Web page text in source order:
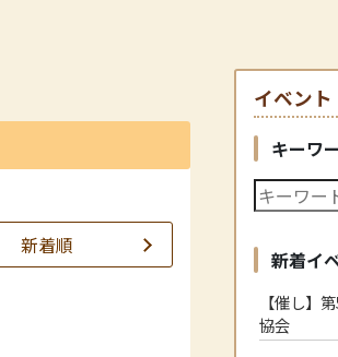
新着順
イベント
キーワ
新着イ
【催し
協会